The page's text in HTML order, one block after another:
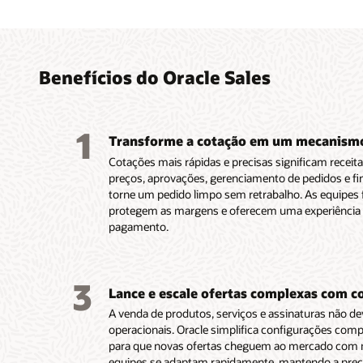
os
do
as
nos
(ERP)e
Cloud
CPQ
uma
em
reduzir
visão
dados
Benefícios do Oracle Sales
1 Transforme a cotação em um
Cotações mais rápidas e precisas significam
preços, aprovações, gerenciamento de pedidos e
torne um pedido limpo sem retrabalho. As
protegem as margens e oferecem uma
pagamento.
3 Lance e escale ofertas complexas com
A venda de produtos, serviços e assinaturas não
operacionais. Oracle simplifica configurações
para que novas ofertas cheguem ao mercado com